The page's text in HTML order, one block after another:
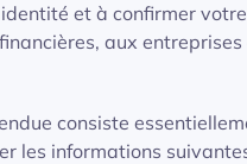
et à confirmer
aux
consiste
les informations